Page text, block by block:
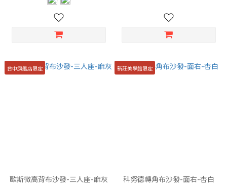
台中旗艦店限定
歐斯微高背布沙發-三人座-麻灰
新莊美學館限定
科努德轉角布沙發-面右-杏白